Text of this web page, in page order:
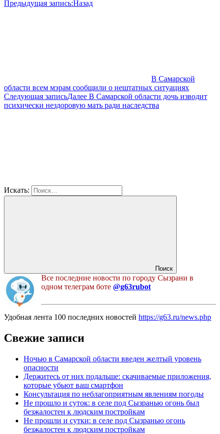
Предыдущая запись:Назад
В Самарской
области всем мэрам сообщили о нештатных ситуациях
Следующая записьДалее В Самарской области дочь изводит
психически нездоровую мать ради наследства
Искать:
Поиск
Все последние новости по городу Сызрани в
одном телеграм боте @g63rubot
Удобная лента 100 последних новостей https://g63.ru/news.php
Свежие записи
Ночью в Самарской области введен желтый уровень
опасности
Держитесь от них подальше: скачиваемые приложения,
которые убьют ваш смартфон
Консультация по неблагоприятным явлениям погоды
Не прошло и суток: в селе под Сызранью огонь был
безжалостен к людским постройкам
Не прошли и сутки: в селе под Сызранью огонь
безжалостен к людским постройкам